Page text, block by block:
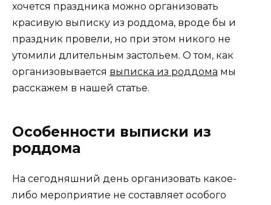
хочется праздника можно организовать
красивую выписку из роддома, вроде бы и
праздник провели, но при этом никого не
утомили длительным застольем. О том, как
организовывается выписка из роддома мы
расскажем в нашей статье.
Особенности выписки из
роддома
На сегодняшний день организовать какое-
либо мероприятие не составляет особого